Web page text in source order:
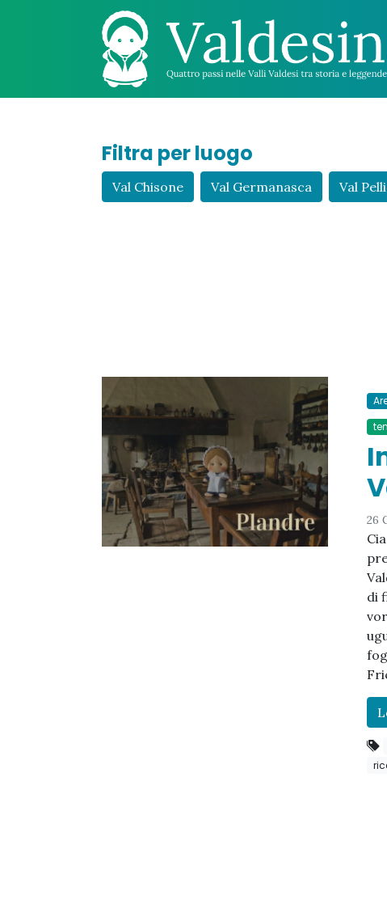
Filtra per luogo
Val Chisone Val Germanasca Val
26
di